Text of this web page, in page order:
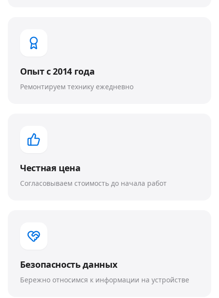
Опыт с 2014 года
Ремонтируем технику ежедневно
Честная цена
Согласовываем стоимость до начала работ
Безопасность данных
Бережно относимся к информации на устройстве